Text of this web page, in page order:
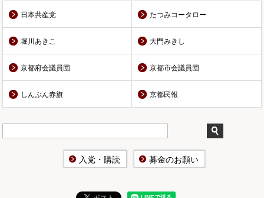
日本共産党 たつみコータロー
堀川あきこ 大門みきし
京都府会議員団 京都市会議員団
しんぶん赤旗 京都民報
入党・購読 募金のお願い